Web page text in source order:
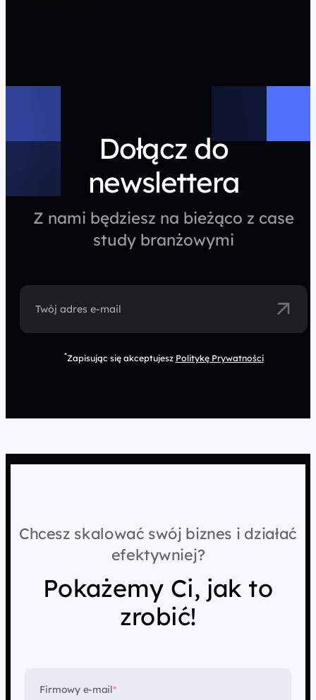
Dołącz do
newslettera
Z nami będziesz na bieżąco z case
study branżowymi
Twój adres e-mail
*Zapisując się akceptujesz Politykę Prywatności
Chcesz skalować swój biznes i działać
efektywniej?
Pokażemy Ci, jak to
zrobić!
Firmowy e-mail*